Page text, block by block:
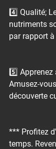
4️⃣ Qualité;
nutriments
par rapport
5️⃣ Apprenez
Amusez-
découverte
*** Profitez
temps.